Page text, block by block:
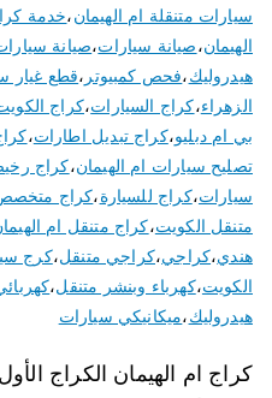
سيارات متنقلة ام الهيمان،خدمة
الهيمان،صيانة سيارات،صيانة
هيدروليك،فحص كمبيوتر ،قطع غيار
الزهراء،كراج السيارات،كراج
بي ام دبليو،كراج تبديل اطارات،
تصليح سيارات ام الهيمان،كراج
سيارات،كراج للسيارة،كراج
متنقل الكويت،كراج متنقل ام
هندي،كراجي،كراجي متنقل،كرج
الكويت،كهرباء وبنشر متنقل،
هيدروليك،ميكانيكي سيارات
كراج ام الهيمان الكراج